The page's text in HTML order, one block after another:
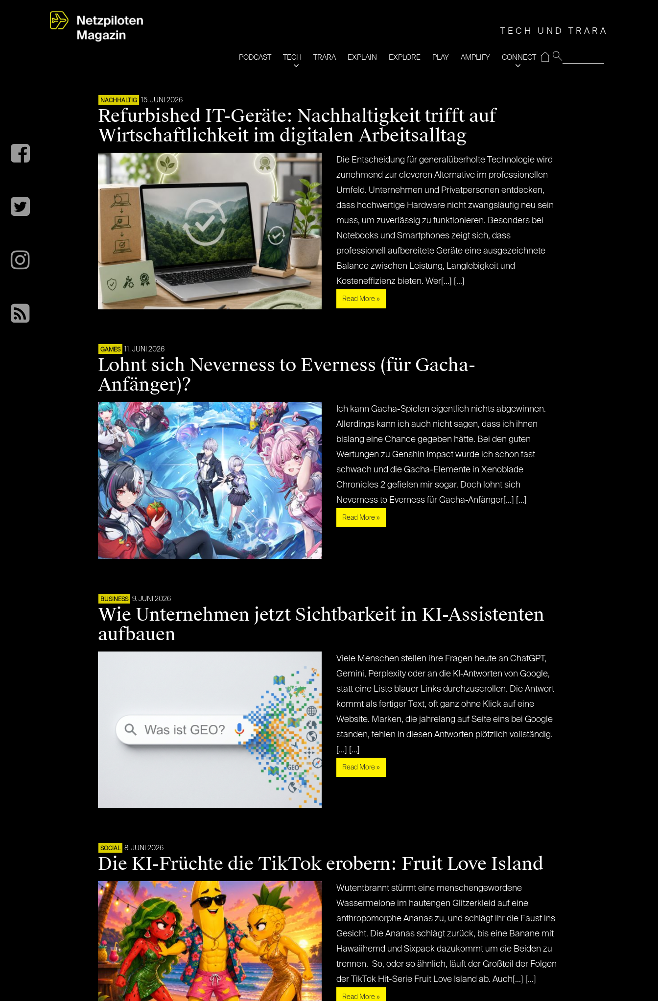
TECH UND TRARA
PODCAST TECH TRARA EXPLAIN EXPLORE PLAY AMPLIFY CONNECT
⌂
NACHHALTIG 15. JUNI 2026
Refurbished IT-Geräte: Nachhaltigkeit trifft auf
Wirtschaftlichkeit im digitalen Arbeitsalltag
Die Entscheidung für generalüberholte Technologie wird
zunehmend zur cleveren Alternative im professionellen
Umfeld. Unternehmen und Privatpersonen entdecken,
dass hochwertige Hardware nicht zwangsläufig neu sein
muss, um zuverlässig zu funktionieren. Besonders bei
Notebooks und Smartphones zeigt sich, dass
professionell aufbereitete Geräte eine ausgezeichnete
Balance zwischen Leistung, Langlebigkeit und
Kosteneffizienz bieten. Wer[...] [...]
Read More »
GAMES 11. JUNI 2026
Lohnt sich Neverness to Everness (für Gacha-
Anfänger)?
Ich kann Gacha-Spielen eigentlich nichts abgewinnen.
Allerdings kann ich auch nicht sagen, dass ich ihnen
bislang eine Chance gegeben hätte. Bei den guten
Wertungen zu Genshin Impact wurde ich schon fast
schwach und die Gacha-Elemente in Xenoblade
Chronicles 2 gefielen mir sogar. Doch lohnt sich
Neverness to Everness für Gacha-Anfänger[...] [...]
Read More »
BUSINESS 9. JUNI 2026
Wie Unternehmen jetzt Sichtbarkeit in KI-Assistenten
aufbauen
Viele Menschen stellen ihre Fragen heute an ChatGPT,
Gemini, Perplexity oder an die KI-Antworten von Google,
statt eine Liste blauer Links durchzuscrollen. Die Antwort
kommt als fertiger Text, oft ganz ohne Klick auf eine
Website. Marken, die jahrelang auf Seite eins bei Google
standen, fehlen in diesen Antworten plötzlich vollständig.
[...] [...]
Read More »
SOCIAL 8. JUNI 2026
Die KI-Früchte die TikTok erobern: Fruit Love Island
Wutentbrannt stürmt eine menschengewordene
Wassermelone im hautengen Glitzerkleid auf eine
anthropomorphe Ananas zu, und schlägt ihr die Faust ins
Gesicht. Die Ananas schlägt zurück, bis eine Banane mit
Hawaiihemd und Sixpack dazukommt um die Beiden zu
trennen. So, oder so ähnlich, läuft der Großteil der Folgen
der TikTok Hit-Serie Fruit Love Island ab. Auch[...] [...]
Read More »